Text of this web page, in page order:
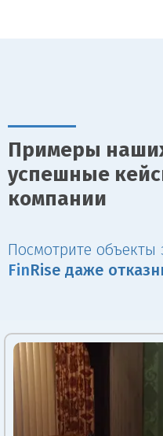
Примеры
успешные
компании
Посмотрите объекты
Fin Rise даже